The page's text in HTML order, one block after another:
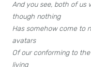
And you see, both of us
though nothing
Has somehow come to
avatars
Of our conforming to
living